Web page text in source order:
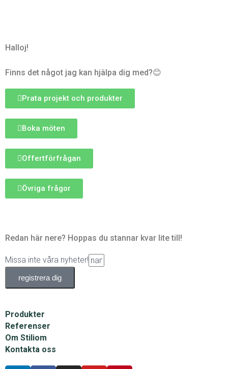
Halloj!
Finns det något jag kan hjälpa dig med?😊
Prata projekt och produkter
Boka möten
Offertförfrågan
Övriga frågor
Redan här nere? Hoppas du stannar kvar lite till!
Missa inte våra nyheter!
registrera dig
Produkter
Referenser
Om Stiliom
Kontakta oss